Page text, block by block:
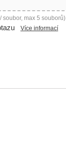
soubor, max 5 souborů)
Více informací